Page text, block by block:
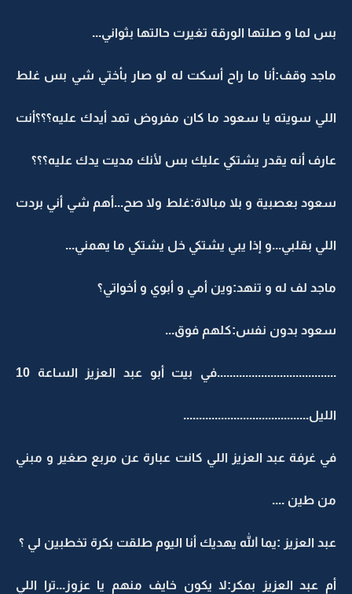
بس لما و صلتها الورقة تغيرت حالتها بثواني...
ماجد وقف:أنا ما راح أسكت له لو صار بأختي شي بس غلط
اللي سويته يا سعود ما كان مفروض تمد أيدك عليه؟؟؟أنت
عارف أنه يقدر يشتكي عليك بس لأنك مديت يدك عليه؟؟؟
سعود بعصبية و بلا مبالاة:غلط ولا صح...أهم شي أني بردت
اللي بقلبي...و إذا يبي يشتكي خل يشتكي ما يهمني...
ماجد لف له و تنهد:وين أمي و أبوي و أخواتي؟
سعود بدون نفس:كلهم فوق...
......................................في بيت أبو عبد العزيز الساعة 10
الليل........................................
في غرفة عبد العزيز اللي كانت عبارة عن مربع صغير و مبني
من طين ....
عبد العزيز :يما الله يهديك أنا اليوم طلقت بكرة تخطبين لي ؟
أم عبد العزيز بمكر:لا يكون خايف منهم يا عزوز...ترا اللي